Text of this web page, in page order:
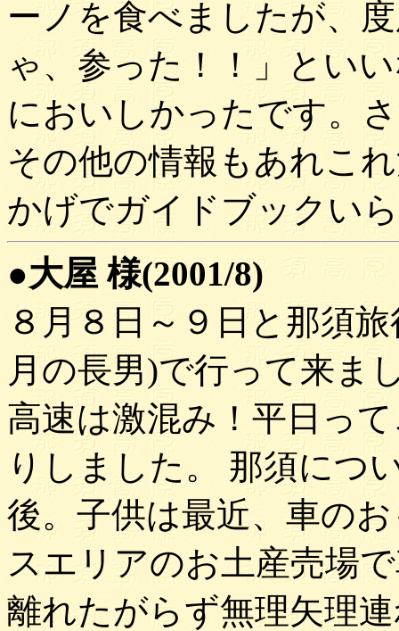
ーノを食べましたが、
ゃ、参った！！」とい
においしかったです。
その他の情報もあれこ
かげでガイドブックい
●大屋 様(2001/8)
８月８日～９日と那須
月の長男)で行って来ま
高速は激混み！平日っ
りしました。 那須につ
後。子供は最近、車の
スエリアのお土産売場
離れたがらず無理矢理